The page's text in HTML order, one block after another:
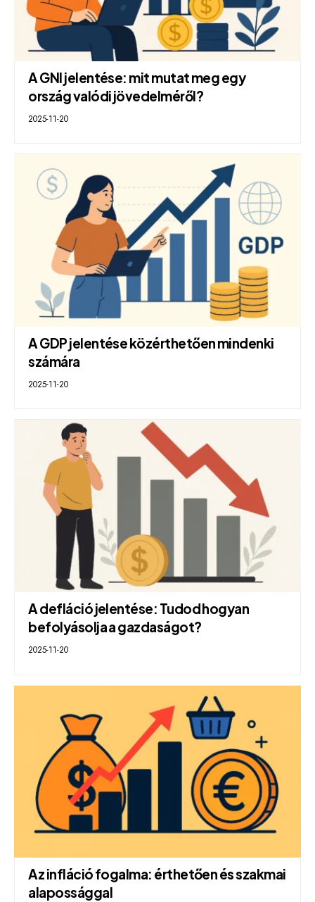
A GNI jelentése: mit mutat meg egy
ország valódi jövedelméről?
2025-11-20
A GDP jelentése közérthetően mindenki
számára
2025-11-20
A defláció jelentése: Tudod hogyan
befolyásolja a gazdaságot?
2025-11-20
Az infláció fogalma: érthetően és szakmai
alapossággal